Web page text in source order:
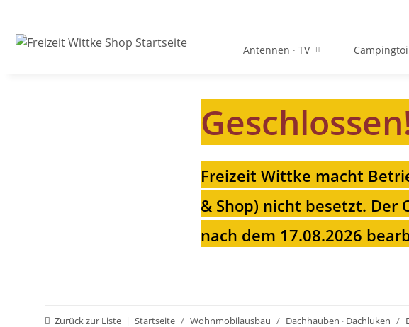
Antennen · TV
Freizeit Wittke macht
& Shop) nicht besetzt. Der
nach dem 17.08.2026
Zurück zur Liste Startseite Wohnmobilausbau Dachhauben · Dachluken